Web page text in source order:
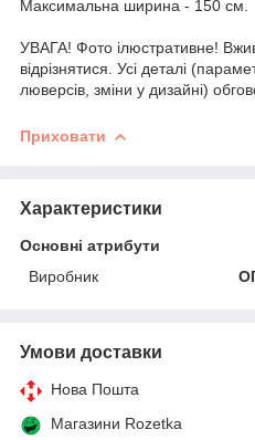
Максимальна ширина - 150 см.
УВАГА! Фото ілюстративне!
відрізнятися. Усі деталі
люверсів, зміни у дизайні)
Приховати
Характеристики
Основні атрибути
Виробник
Умови доставки
Нова Пошта
Магазини Rozetka